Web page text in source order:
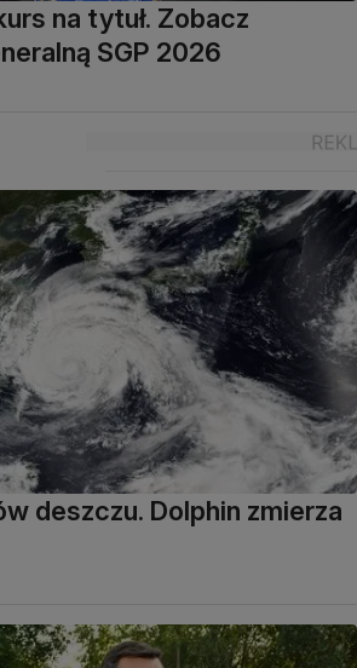
na tytuł. Zobacz
SGP 2026
deszczu. Dolphin zmierza